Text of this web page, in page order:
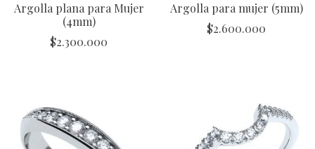
Argolla plana para Mujer
(4mm)
$2.300.000
Argolla para mujer (5mm)
$2.600.000